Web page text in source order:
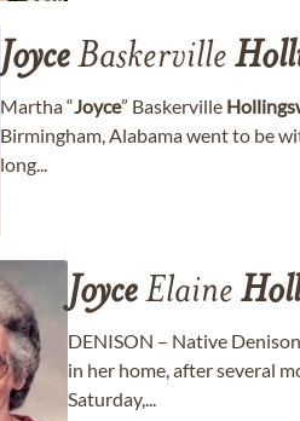
JoyceBaskerville
Martha “Joyce” Baskerville
Birmingham, Alabama went to be
long...
JoyceElaine
DENISON – Native
in her home, after several
Saturday,...